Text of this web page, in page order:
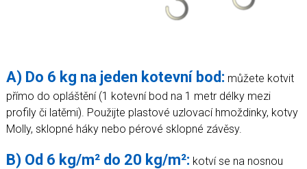
A) Do 6 kg na jeden kotevní bod: můžete kotvit
přímo do opláštění (1 kotevní bod na 1 metr délky mezi
profily či latěmi). Použijte plastové uzlovací hmoždinky, kotvy
Molly, sklopné háky nebo pérové sklopné závěsy.
B) Od 6 kg/m² do 20 kg/m²: kotví se na nosnou